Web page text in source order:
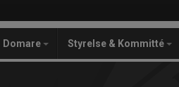
Domare Styrelse & Kommitté